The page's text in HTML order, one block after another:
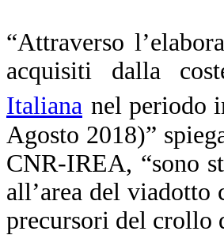
“Attraverso
acquisiti dalla
Italiana nel periodo
Agosto 2018)”
CNR-IREA, “sono
all’area del viadotto
precursori del crollo